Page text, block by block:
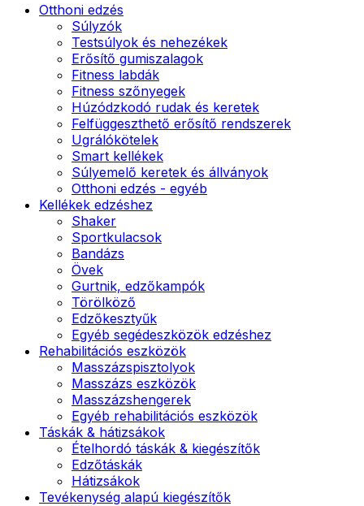
Otthoni edzés
Súlyzók
Testsúlyok és nehezékek
Erősítő gumiszalagok
Fitness labdák
Fitness szőnyegek
Húzódzkodó rudak és keretek
Felfüggeszthető erősítő rendszerek
Ugrálókötelek
Smart kellékek
Súlyemelő keretek és állványok
Otthoni edzés - egyéb
Kellékek edzéshez
Shaker
Sportkulacsok
Bandázs
Övek
Gurtnik, edzőkampók
Törölköző
Edzőkesztyűk
Egyéb segédeszközök edzéshez
Rehabilitációs eszközök
Masszázspisztolyok
Masszázs eszközök
Masszázshengerek
Egyéb rehabilitációs eszközök
Táskák & hátizsákok
Ételhordó táskák & kiegészítők
Edzőtáskák
Hátizsákok
Tevékenység alapú kiegészítők